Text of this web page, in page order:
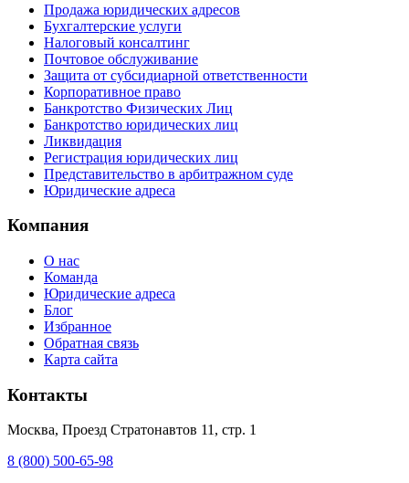
Продажа юридических адресов
Бухгалтерские услуги
Налоговый консалтинг
Почтовое обслуживание
Защита от субсидиарной ответственности
Корпоративное право
Банкротство Физических Лиц
Банкротство юридических лиц
Ликвидация
Регистрация юридических лиц
Представительство в арбитражном суде
Юридические адреса
Компания
О нас
Команда
Юридические адреса
Блог
Избранное
Обратная связь
Карта сайта
Контакты
Москва, Проезд Стратонавтов 11, стр. 1
8 (800) 500-65-98